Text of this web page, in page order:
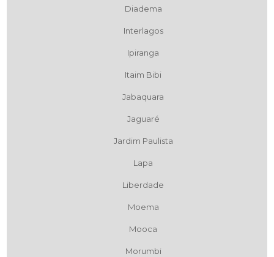
Diadema
Interlagos
Ipiranga
Itaim Bibi
Jabaquara
Jaguaré
Jardim Paulista
Lapa
Liberdade
Moema
Mooca
Morumbi